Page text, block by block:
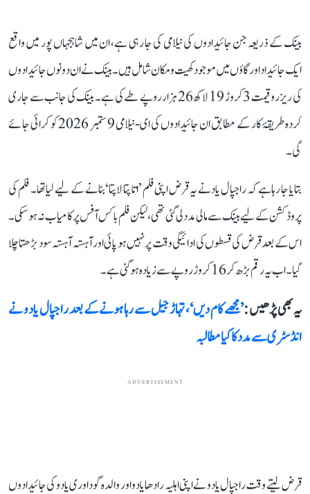
بینک کے ذریعہ جن جائیدادوں کی نیلامی کی جا رہی ہے، ان میں شاہجہاں پور میں واقع
ایک جائیداد اور گاؤں میں موجود کھیت و مکان شامل ہیں۔ بینک نے ان دونوں جائیدادوں
کی ریزرو قیمت 3 کروڑ 19 لاکھ 26 ہزار روپے طے کی ہے۔ بینک کی جانب سے جاری
کردہ طریقۂ کار کے مطابق ان جائیدادوں کی ای-نیلامی 9 ستمبر 2026 کو کرائی جائے
گی۔
بتایا جا رہا ہے کہ راجپال یاد نے یہ قرض اپنی فلم ’اتا پتا لاپتا‘ بنانے کے لیے لیا تھا۔ فلم کی
پروڈکشن کے لیے بینک سے مالی مدد لی گئی تھی، لیکن فلم باکس آفس پر کامیاب نہ ہو سکی۔
اس کے بعد قرض کی قسطوں کی ادائیگی وقت پر نہیں ہو پائی اور آہستہ آہستہ سود بڑھتا چلا
گیا۔ اب یہ رقم بڑھ کر 16 کروڑ روپے سے زیادہ ہو گئی ہے۔
یہ بھی پڑھیں :’مجھے کام دیں‘، تہاڑ جیل سے رہا ہونے کے بعد راجپال یادو نے
انڈسٹری سے مدد کا کیا مطالبہ
ADVERTISEMENT
قرض لیتے وقت راجپال یادو نے اپنی اہلیہ رادھا یادو اور والدہ گوداوری یادو کی جائیدادوں